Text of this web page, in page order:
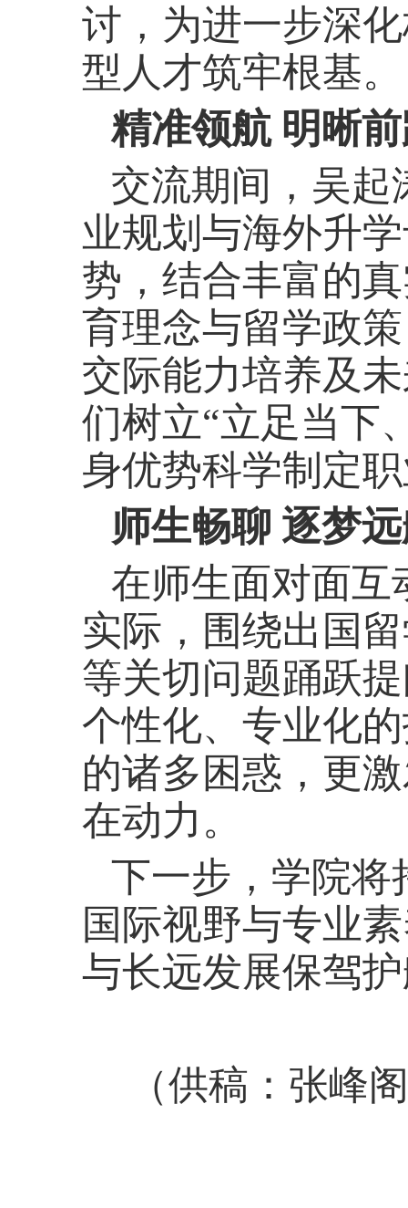
讨，为进一步深
型人才筑牢根基。
精准领航 明晰
交流期间，吴起
业规划与海外升
势，结合丰富的
育理念与留学政
交际能力培养及
们树立“立足当下
身优势科学制定
师生畅聊 逐梦
在师生面对面互
实际，围绕出国
等关切问题踊跃
个性化、专业化
的诸多困惑，更
在动力。
下一步，学院将
国际视野与专业
与长远发展保驾
（供稿：张峰